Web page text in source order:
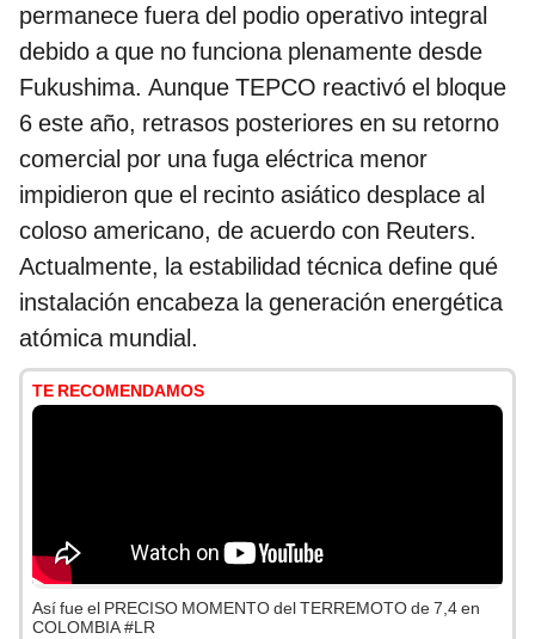
permanece fuera del podio operativo integral
debido a que no funciona plenamente desde
Fukushima. Aunque TEPCO reactivó el bloque
6 este año, retrasos posteriores en su retorno
comercial por una fuga eléctrica menor
impidieron que el recinto asiático desplace al
coloso americano, de acuerdo con Reuters.
Actualmente, la estabilidad técnica define qué
instalación encabeza la generación energética
atómica mundial.
TE RECOMENDAMOS
Así fue el PRECISO MOMENTO del TERREMOTO de 7,4 en
COLOMBIA #LR